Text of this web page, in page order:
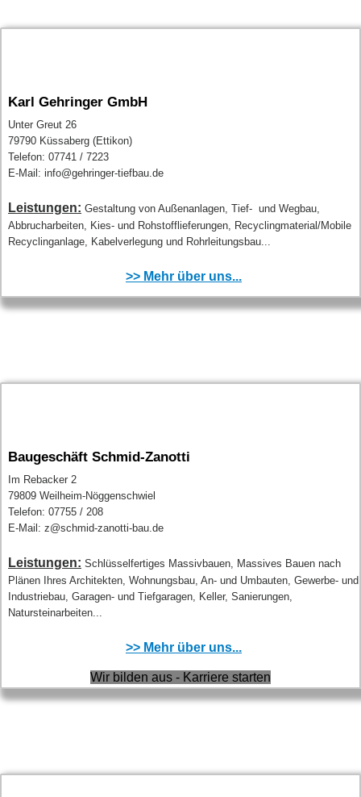
Karl Gehringer GmbH
Unter Greut 26
79790 Küssaberg (Ettikon)
Telefon: 07741 / 7223
E-Mail: info@gehringer-tiefbau.de
Leistungen: Gestaltung von Außenanlagen, Tief- und Wegbau,
Abbrucharbeiten, Kies- und Rohstofflieferungen, Recyclingmaterial/Mobile
Recyclinganlage, Kabelverlegung und Rohrleitungsbau...
>> Mehr über uns...
Baugeschäft Schmid-Zanotti
Im Rebacker 2
79809 Weilheim-Nöggenschwiel
Telefon: 07755 / 208
E-Mail: z@schmid-zanotti-bau.de
Leistungen: Schlüsselfertiges Massivbauen, Massives Bauen nach
Plänen Ihres Architekten, Wohnungsbau, An- und Umbauten, Gewerbe- und
Industriebau, Garagen- und Tiefgaragen, Keller, Sanierungen,
Natursteinarbeiten...
>> Mehr über uns...
Wir bilden aus - Karriere starten